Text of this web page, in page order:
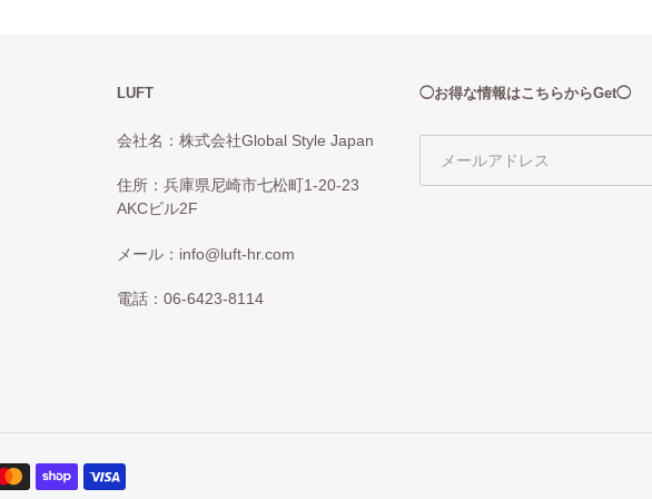
LUFT
会社名：株式会社Global Style Japan
住所：兵庫県尼崎市七松町1-20-23
AKCビル2F
メール：info@luft-hr.com
電話：06-6423-8114
◯お得な情報はこちらからGet◯